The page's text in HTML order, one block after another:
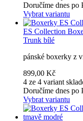
Doručíme dnes po
Vybrat variantu
ES Collection
Trunk bílé
pánské boxerky z
899,00 Kč
4 ze 4 variant
Doručíme dnes po
Vybrat variantu